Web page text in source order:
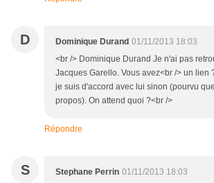
D Dominique Durand 01/11/2013 18:03
<br /> Dominique Durand Je n'ai pas
Jacques Garello. Vous avez<br /> un lien
je suis d'accord avec lui sinon (pourvu
propos). On attend quoi ?<br />
Répondre
S Stephane Perrin 01/11/2013 18:03